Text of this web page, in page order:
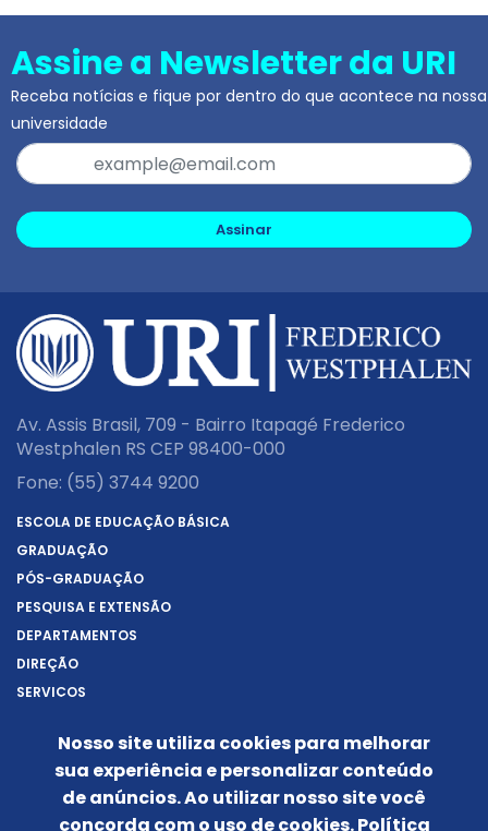
Assine a Newsletter da URI
Receba notícias e fique por dentro do que acontece na nossa
universidade
Assinar
Av. Assis Brasil, 709 - Bairro Itapagé Frederico
Westphalen RS CEP 98400-000
Fone: (55) 3744 9200
ESCOLA DE EDUCAÇÃO BÁSICA
GRADUAÇÃO
PÓS-GRADUAÇÃO
PESQUISA E EXTENSÃO
DEPARTAMENTOS
DIREÇÃO
SERVIÇOS
REITORIA
NOTÍCIAS
CONHEÇA O CÂMPUS
Nosso site utiliza cookies para melhorar
sua experiência e personalizar conteúdo
de anúncios. Ao utilizar nosso site você
concorda com o uso de cookies.Política